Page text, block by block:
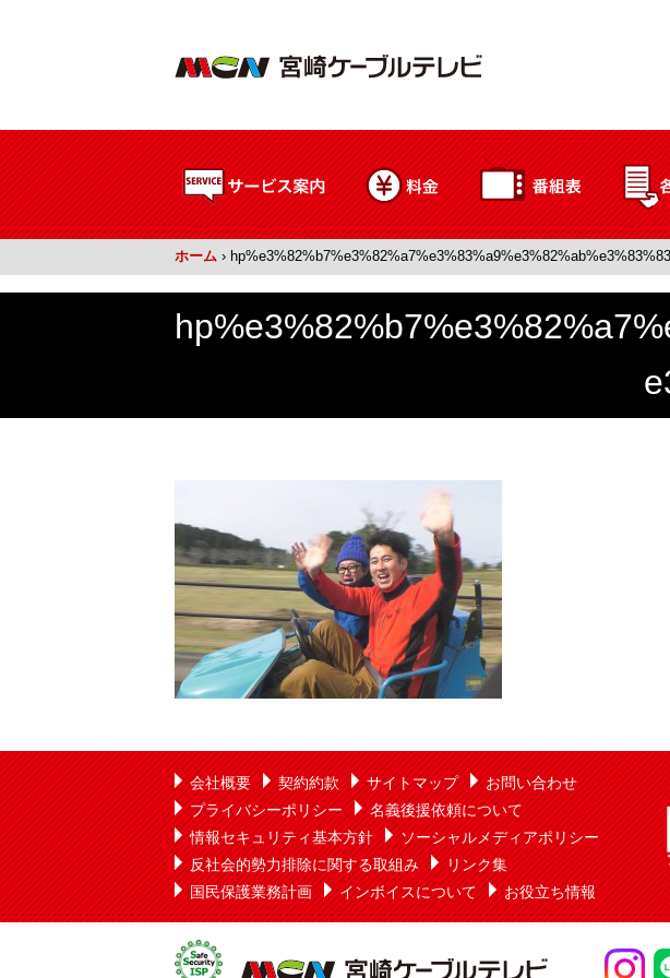
ホーム ›
会社概要 契約約款 サイトマップ
お問い合わせ
プライバシーポリシー
名義後援依頼について
情報セキュリティ基本方針
ソーシャルメディアポリシー
反社会的勢力排除に関する取組み
リンク集
国民保護業務計画
インボイスについて お役立ち情報